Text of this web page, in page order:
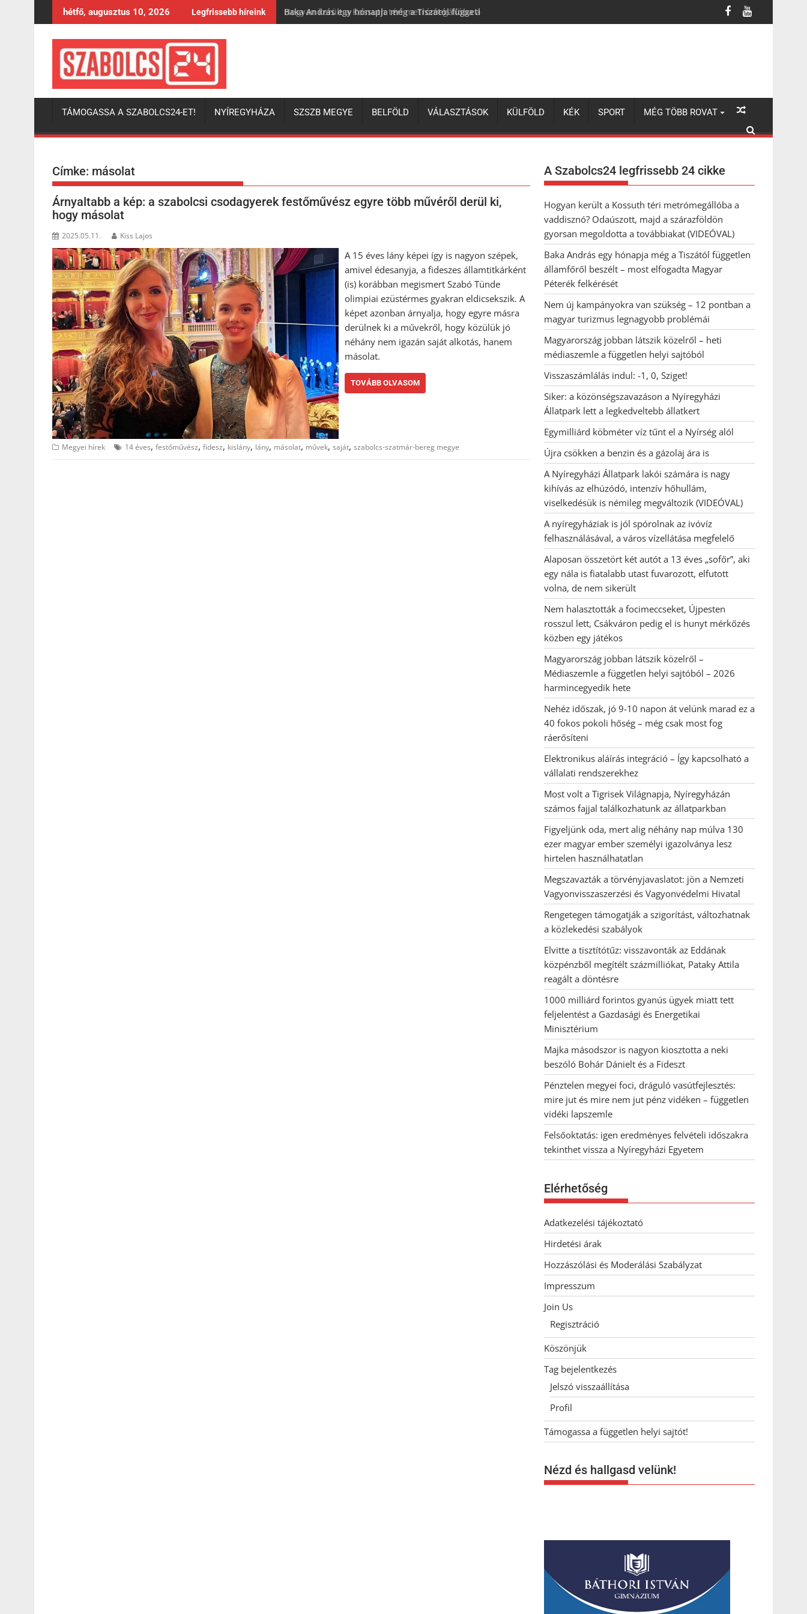
to
hétfő, augusztus 10, 2026 Legfrissebb híreink Baka András egy hónapja még a Tiszától független államfőről beszélt – most elfogadta Magyar Péterék felkérését
TÁMOGASSA A SZABOLCS24-ET! NYÍREGYHÁZA SZSZB MEGYE BELFÖLD VÁLASZTÁSOK KÜLFÖLD KÉK SPORT MÉG TÖBB ROVAT
Címke: másolat
Árnyaltabb a kép: a szabolcsi csodagyerek festőművész egyre több művéről derül ki,
hogy másolat
2025.05.11. Kiss Lajos
A 15 éves lány képei így is nagyon szépek,
amivel édesanyja, a fideszes államtitkárként
(is) korábban megismert Szabó Tünde
olimpiai ezüstérmes gyakran eldicsekszik. A
képet azonban árnyalja, hogy egyre másra
derülnek ki a művekről, hogy közülük jó
néhány nem igazán saját alkotás, hanem
másolat.
TOVÁBB OLVASOM
Megyei hírek 14 éves, festőművész, fidesz, kislány, lány, másolat, művek, saját, szabolcs-szatmár-bereg megye
A Szabolcs24 legfrissebb 24 cikke
Hogyan került a Kossuth téri metrómegállóba a
vaddisznó? Odaúszott, majd a szárazföldön
gyorsan megoldotta a továbbiakat (VIDEÓVAL)
Baka András egy hónapja még a Tiszától független
államfőről beszélt – most elfogadta Magyar
Péterék felkérését
Nem új kampányokra van szükség – 12 pontban a
magyar turizmus legnagyobb problémái
Magyarország jobban látszik közelről – heti
médiaszemle a független helyi sajtóból
Visszaszámlálás indul: -1, 0, Sziget!
Siker: a közönségszavazáson a Nyíregyházi
Állatpark lett a legkedveltebb állatkert
Egymilliárd köbméter víz tűnt el a Nyírség alól
Újra csökken a benzin és a gázolaj ára is
A Nyíregyházi Állatpark lakói számára is nagy
kihívás az elhúzódó, intenzív hőhullám,
viselkedésük is némileg megváltozik (VIDEÓVAL)
A nyíregyháziak is jól spórolnak az ivóvíz
felhasználásával, a város vízellátása megfelelő
Alaposan összetört két autót a 13 éves „sofőr”, aki
egy nála is fiatalabb utast fuvarozott, elfutott
volna, de nem sikerült
Nem halasztották a focimeccseket, Újpesten
rosszul lett, Csákváron pedig el is hunyt mérkőzés
közben egy játékos
Magyarország jobban látszik közelről –
Médiaszemle a független helyi sajtóból – 2026
harmincegyedik hete
Nehéz időszak, jó 9-10 napon át velünk marad ez a
40 fokos pokoli hőség – még csak most fog
ráerősíteni
Elektronikus aláírás integráció – Így kapcsolható a
vállalati rendszerekhez
Most volt a Tigrisek Világnapja, Nyíregyházán
számos fajjal találkozhatunk az állatparkban
Figyeljünk oda, mert alig néhány nap múlva 130
ezer magyar ember személyi igazolványa lesz
hirtelen használhatatlan
Megszavazták a törvényjavaslatot: jön a Nemzeti
Vagyonvisszaszerzési és Vagyonvédelmi Hivatal
Rengetegen támogatják a szigorítást, változhatnak
a közlekedési szabályok
Elvitte a tisztítótűz: visszavonták az Eddának
közpénzből megítélt százmilliókat, Pataky Attila
reagált a döntésre
1000 milliárd forintos gyanús ügyek miatt tett
feljelentést a Gazdasági és Energetikai
Minisztérium
Majka másodszor is nagyon kiosztotta a neki
beszóló Bohár Dánielt és a Fideszt
Pénztelen megyei foci, dráguló vasútfejlesztés:
mire jut és mire nem jut pénz vidéken – független
vidéki lapszemle
Felsőoktatás: igen eredményes felvételi időszakra
tekinthet vissza a Nyíregyházi Egyetem
Elérhetőség
Adatkezelési tájékoztató
Hirdetési árak
Hozzászólási és Moderálási Szabályzat
Impresszum
Join Us
Regisztráció
Köszönjük
Tag bejelentkezés
Jelszó visszaállítása
Profil
Támogassa a független helyi sajtót!
Nézd és hallgasd velünk!